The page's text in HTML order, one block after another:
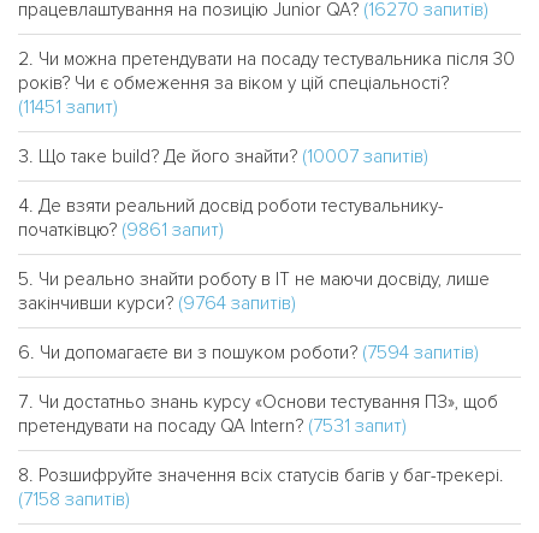
працевлаштування на позицію Junior QA? (16270 запитів)
Чи можна претендувати на посаду тестувальника після 30
років? Чи є обмеження за віком у цій спеціальності?
(11451 запит)
Що таке build? Де його знайти? (10007 запитів)
Де взяти реальний досвід роботи тестувальнику-
початківцю? (9861 запит)
Чи реально знайти роботу в IT не маючи досвіду, лише
закінчивши курси? (9764 запитів)
Чи допомагаєте ви з пошуком роботи? (7594 запитів)
Чи достатньо знань курсу «Основи тестування ПЗ», щоб
претендувати на посаду QA Intern? (7531 запит)
Розшифруйте значення всіх статусів багів у баг-трекері.
(7158 запитів)